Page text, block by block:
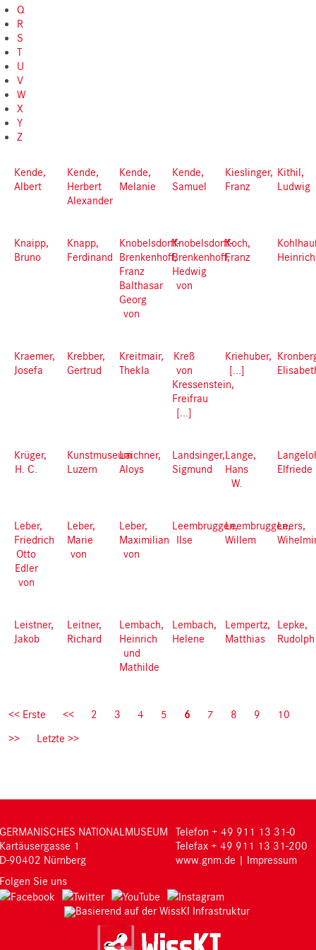
Q
R
S
T
U
V
W
X
Y
Z
Kende,
Albert
Kende,
Herbert
Alexander
Kende,
Melanie
Kende,
Samuel
Kieslinger,
Franz
Kithil,
Ludwig
Knaipp,
Bruno
Knapp,
Ferdinand
Knobelsdorff-
Brenkenhoff,
Franz
Balthasar
Georg
von
Knobelsdorff-
Brenkenhoff,
Hedwig
von
Koch,
Franz
Heinrich
Kraemer,
Josefa
Krebber,
Gertrud
Kreitmair,
Thekla
Kreß
von
Kressenstein,
Freifrau
[...]
Kriehuber,
[...]
Krüger,
H. C.
Kunstmuseum
Luzern
Laichner,
Aloys
Landsinger,
Sigmund
Lange,
Hans
W.
Elfriede
Leber,
Friedrich
Otto
Edler
von
Leber,
Marie
von
Leber,
Maximilian
von
Leembruggen,
Ilse
Leembruggen,
Willem
Leers,
Leistner,
Jakob
Leitner,
Richard
Lembach,
Heinrich
und
Mathilde
Lembach,
Helene
Lempertz,
Matthias
Lepke,
Rudolph
First
<< Erste
Previous
<< Page
2 Page
3 Page
4 Page
5
Current
6 Page
7 Page
8 Page
9 Page
10
Next
>>
Last
Letzte >>
GERMANISCHES NATIONALMUSEUM
Kartäusergasse 1
D-90402 Nürnberg
Telefon + 49 911 13 31-0
Telefax + 49 911 13 31-200
www.gnm.de | Impressum
Folgen Sie uns
Basierend auf der WissKI Infrastruktur